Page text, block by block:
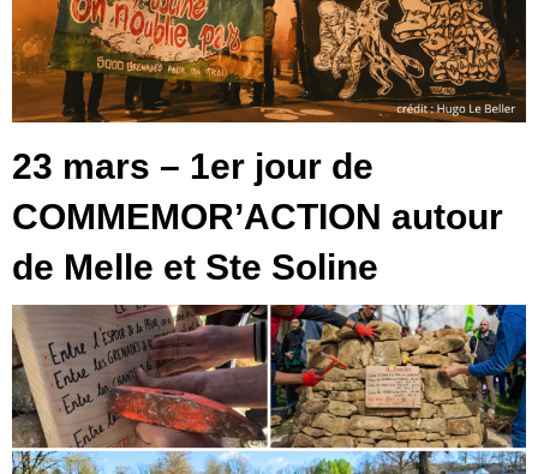
23 mars – 1er jour de
COMMEMOR’ACTION autour
de Melle et Ste Soline